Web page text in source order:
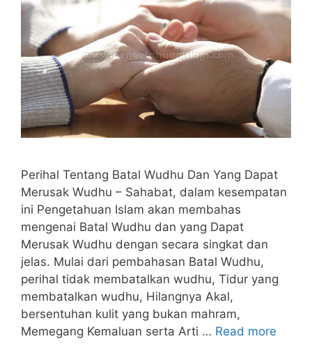
Perihal Tentang Batal Wudhu Dan Yang Dapat
Merusak Wudhu – Sahabat, dalam kesempatan
ini Pengetahuan Islam akan membahas
mengenai Batal Wudhu dan yang Dapat
Merusak Wudhu dengan secara singkat dan
jelas. Mulai dari pembahasan Batal Wudhu,
perihal tidak membatalkan wudhu, Tidur yang
membatalkan wudhu, Hilangnya Akal,
bersentuhan kulit yang bukan mahram,
Memegang Kemaluan serta Arti … Read more